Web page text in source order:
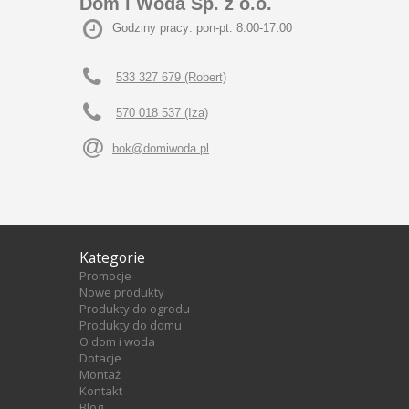
Godziny pracy: pon-pt: 8.00-17.00
533 327 679 (Robert)
570 018 537 (Iza)
bok@domiwoda.pl
Kategorie
Promocje
Nowe produkty
Produkty do ogrodu
Produkty do domu
O dom i woda
Dotacje
Montaż
Kontakt